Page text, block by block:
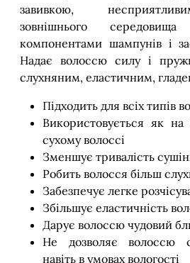
завивкою,
зовнішнього
компонентами шампунів і
Надає волоссю силу і
слухняним, еластичним,
Підходить для всіх типів
Використовується як
сухому волоссі
Зменшує тривалість
Робить волосся більш
Забезпечує легке
Збільшує еластичність
Дарує волоссю чудовий
Не дозволяє волоссю
навіть в умовах вологості